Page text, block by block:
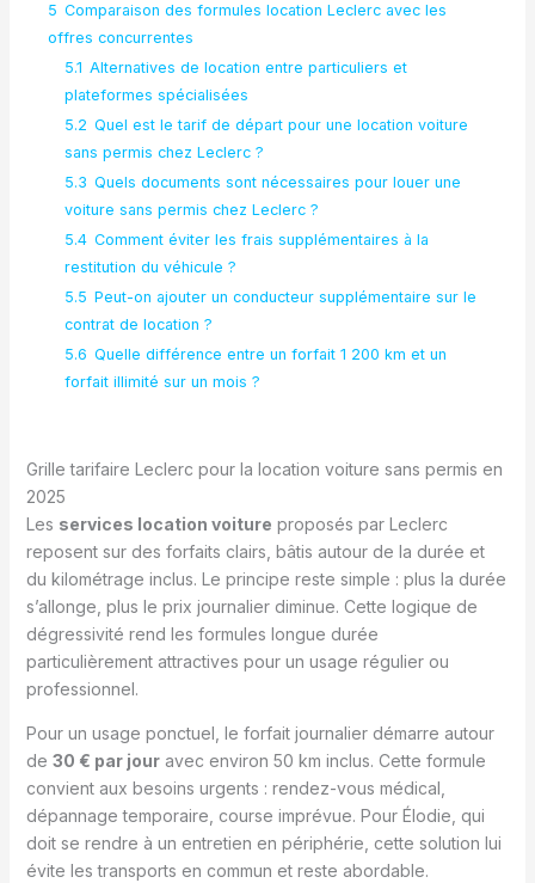
5 Comparaison des formules location Leclerc avec les
offres concurrentes
5.1 Alternatives de location entre particuliers et
plateformes spécialisées
5.2 Quel est le tarif de départ pour une location voiture
sans permis chez Leclerc ?
5.3 Quels documents sont nécessaires pour louer une
voiture sans permis chez Leclerc ?
5.4 Comment éviter les frais supplémentaires à la
restitution du véhicule ?
5.5 Peut-on ajouter un conducteur supplémentaire sur le
contrat de location ?
5.6 Quelle différence entre un forfait 1 200 km et un
forfait illimité sur un mois ?
Grille tarifaire Leclerc pour la location voiture sans permis en
2025
Les services location voiture proposés par Leclerc
reposent sur des forfaits clairs, bâtis autour de la durée et
du kilométrage inclus. Le principe reste simple : plus la durée
s’allonge, plus le prix journalier diminue. Cette logique de
dégressivité rend les formules longue durée
particulièrement attractives pour un usage régulier ou
professionnel.
Pour un usage ponctuel, le forfait journalier démarre autour
de 30 € par jouravec environ 50 km inclus. Cette formule
convient aux besoins urgents : rendez-vous médical,
dépannage temporaire, course imprévue. Pour Élodie, qui
doit se rendre à un entretien en périphérie, cette solution lui
évite les transports en commun et reste abordable.